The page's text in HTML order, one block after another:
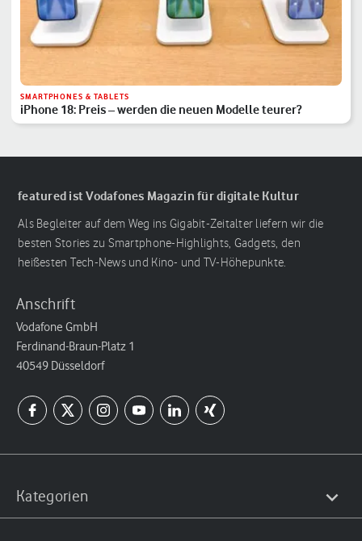
SMARTPHONES & TABLETS
iPhone 18: Preis – werden die neuen Modelle teurer?
featured ist Vodafones Magazin für digitale Kultur
Als Begleiter auf dem Weg ins Gigabit-Zeitalter liefern wir die
besten Stories zu Smartphone-Highlights, Gadgets, den
heißesten Tech-News und Kino- und TV-Höhepunkte.
Anschrift
Vodafone GmbH
Ferdinand-Braun-Platz 1
40549 Düsseldorf
Kategorien